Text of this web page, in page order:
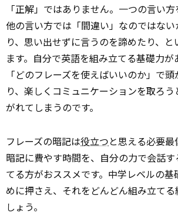
「正解」ではありません。一つの言い方
他の言い方では「間違い」なのではな
り、思い出せずに言うのを諦めたり、と
ます。自分で英語を組み立てる基礎力が
「どのフレーズを使えばいいのか」で頭
り、楽しくコミュニケーションを取ろ
がれてしまうのです。
フレーズの暗記は役立つと思える必要最
暗記に費やす時間を、自分の力で会話
てる方がおススメです。中学レベルの
めに押さえ、それをどんどん組み立て
しょう。